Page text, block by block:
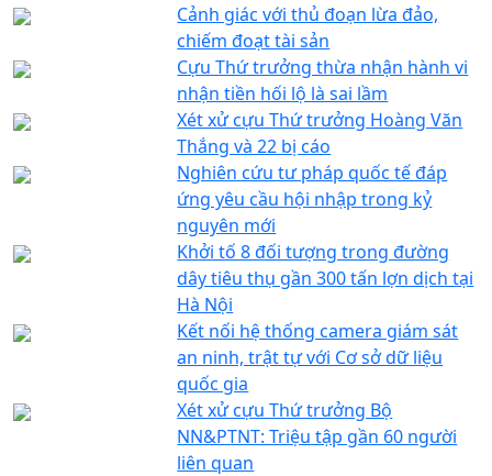
Cảnh giác với thủ đoạn lừa đảo,
chiếm đoạt tài sản
Cựu Thứ trưởng thừa nhận hành vi
nhận tiền hối lộ là sai lầm
Xét xử cựu Thứ trưởng Hoàng Văn
Thắng và 22 bị cáo
Nghiên cứu tư pháp quốc tế đáp
ứng yêu cầu hội nhập trong kỷ
nguyên mới
Khởi tố 8 đối tượng trong đường
dây tiêu thụ gần 300 tấn lợn dịch tại
Hà Nội
Kết nối hệ thống camera giám sát
an ninh, trật tự với Cơ sở dữ liệu
quốc gia
Xét xử cựu Thứ trưởng Bộ
NN&PTNT: Triệu tập gần 60 người
liên quan